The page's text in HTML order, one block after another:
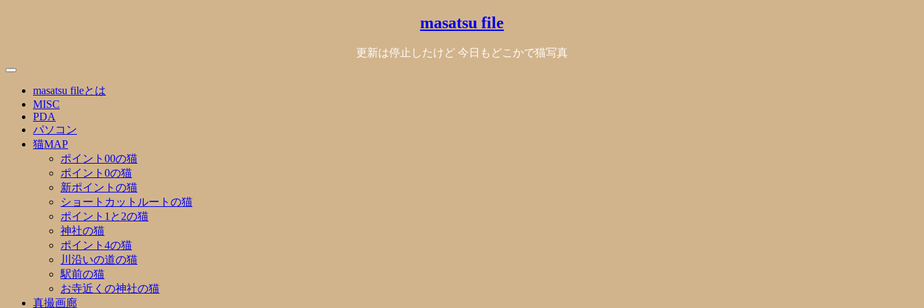
masatsu file
更新は停止したけど 今日もどこかで猫写真
masatsu fileとは
MISC
PDA
パソコン
猫MAP
ポイント00の猫
ポイント0の猫
新ポイントの猫
ショートカットルートの猫
ポイント1と2の猫
神社の猫
ポイント4の猫
川沿いの道の猫
駅前の猫
お寺近くの神社の猫
真撮画廊